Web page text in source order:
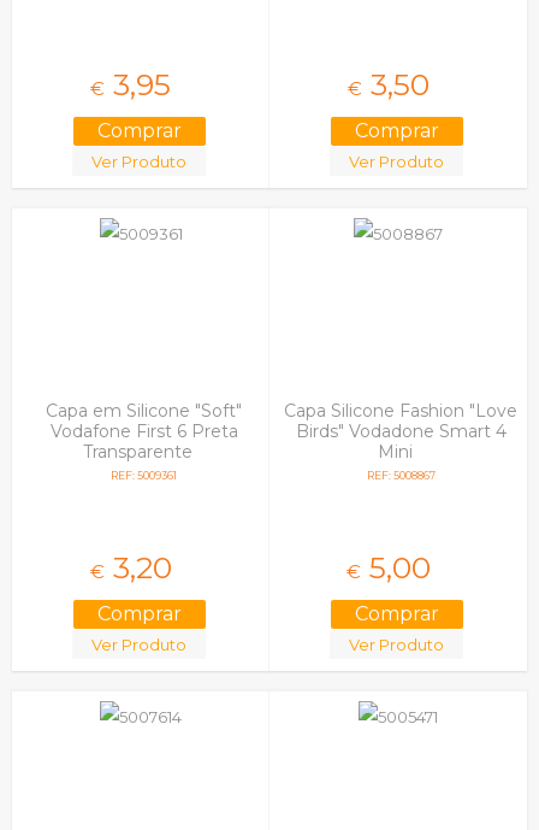
€ 3,95
Ver Produto
€ 3,50
Ver Produto
Capa em Silicone "Soft"
Vodafone First 6 Preta
Transparente
REF: 5009361
€ 3,20
Ver Produto
Capa Silicone Fashion "Love
Birds" Vodadone Smart 4
Mini
REF: 5008867
€ 5,00
Ver Produto